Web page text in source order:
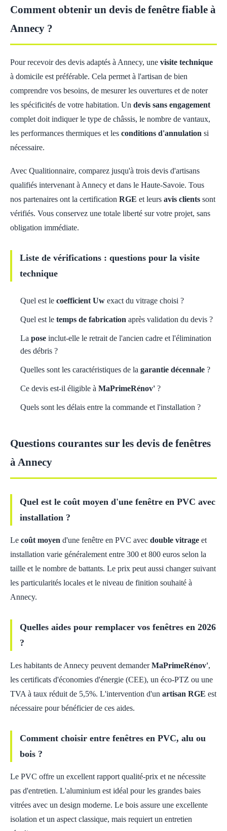
Comment obtenir un devis de fenêtre fiable à
Annecy ?
Pour recevoir des devis adaptés à Annecy, une visite technique
à domicile est préférable. Cela permet à l'artisan de bien
comprendre vos besoins, de mesurer les ouvertures et de noter
les spécificités de votre habitation. Un devis sans engagement
complet doit indiquer le type de châssis, le nombre de vantaux,
les performances thermiques et les conditions d'annulation si
nécessaire.
Avec Qualitionnaire, comparez jusqu'à trois devis d'artisans
qualifiés intervenant à Annecy et dans le Haute-Savoie. Tous
nos partenaires ont la certification RGE et leurs avis clients sont
vérifiés. Vous conservez une totale liberté sur votre projet, sans
obligation immédiate.
Liste de vérifications : questions pour la visite
technique
Quel est le coefficient Uw exact du vitrage choisi ?
Quel est le temps de fabrication après validation du devis ?
La pose inclut-elle le retrait de l'ancien cadre et l'élimination
des débris ?
Quelles sont les caractéristiques de la garantie décennale ?
Ce devis est-il éligible à MaPrimeRénov' ?
Quels sont les délais entre la commande et l'installation ?
Questions courantes sur les devis de fenêtres
à Annecy
Quel est le coût moyen d'une fenêtre en PVC avec
installation ?
Le coût moyen d'une fenêtre en PVC avec double vitrage et
installation varie généralement entre 300 et 800 euros selon la
taille et le nombre de battants. Le prix peut aussi changer suivant
les particularités locales et le niveau de finition souhaité à
Annecy.
Quelles aides pour remplacer vos fenêtres en 2026
?
Les habitants de Annecy peuvent demanderMaPrimeRénov',
les certificats d'économies d'énergie (CEE), un éco-PTZ ou une
TVA à taux réduit de 5,5%. L'intervention d'un artisan RGE est
nécessaire pour bénéficier de ces aides.
Comment choisir entre fenêtres en PVC, alu ou
bois ?
Le PVC offre un excellent rapport qualité-prix et ne nécessite
pas d'entretien. L'aluminium est idéal pour les grandes baies
vitrées avec un design moderne. Le bois assure une excellente
isolation et un aspect classique, mais requiert un entretien